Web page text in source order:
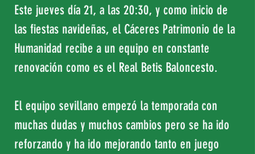
Este jueves día 21, a las 20:30, y como inicio de
las fiestas navideñas, el Cáceres Patrimonio de la
Humanidad recibe a un equipo en constante
renovación como es el Real Betis Baloncesto.
El equipo sevillano empezó la temporada con
muchas dudas y muchos cambios pero se ha ido
reforzando y ha ido mejorando tanto en juego